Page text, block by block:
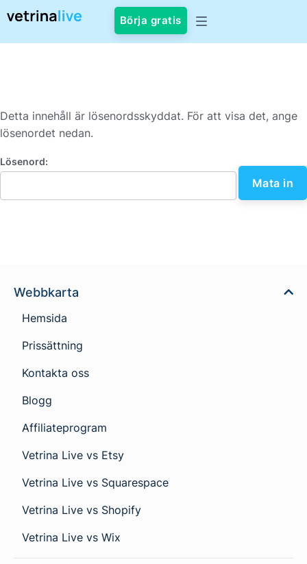
Börja gratis
Detta innehåll är lösenordsskyddat. För att visa det, ange
lösenordet nedan.
Lösenord:
Webbkarta
Hemsida
Prissättning
Kontakta oss
Blogg
Affiliateprogram
Vetrina Live vs Etsy
Vetrina Live vs Squarespace
Vetrina Live vs Shopify
Vetrina Live vs Wix